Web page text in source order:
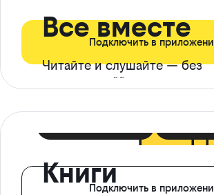
Все вместе
Читайте и слушайте — без
ограничений*
Подключить в
КнигиПодключить в